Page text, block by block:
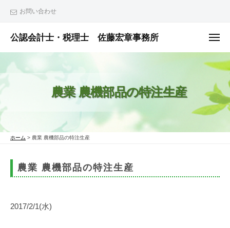
へ
ス
ッ
プ
お問い合わせ
公認会計士・税理士 佐藤宏章事務所
公
認
理
佐
宏
メ
ュ
ー
農業 農機部品の特注生産
ホーム > 農業 農機部品の特注生産
農業 農機部品の特注生産
2017/2/1(水)